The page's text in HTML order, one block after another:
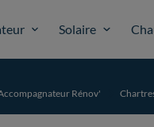
Solaire
Rénov'